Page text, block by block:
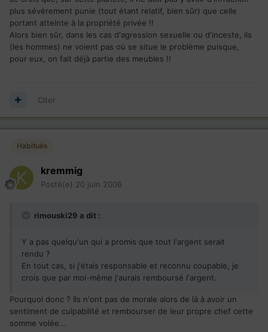
plus sévèrement punie (tout étant relatif, bien sûr) que celle
portant atteinte à la propriété privée !!
Alors bien sûr, dans les cas d'agression sexuelle ou d'inceste, ils
(les hommes) ne voient pas où se situe le problème puisque,
pour eux, on fait déjà partie des meubles !!
Citer
Habitués
kremmig
Posté(e) 20 juin 2006
rimouski29 a dit :
Y a pas quelqu'un qui a promis que tout l'argent serait
rendu ?
En tout cas, si j'étais responsable et reconnu coupable, je
crois que par moi-même j'aurais remboursé l'argent.
Pourquoi donc ? Ils n'ont pas de morale alors de là à avoir un
sentiment de culpabilité et rembourser de leur propre chef cette
somme volée...